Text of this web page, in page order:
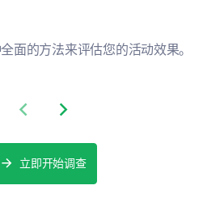
面的方法来评估您的活动效果。
Previous slide
Next slide
立即开始调查